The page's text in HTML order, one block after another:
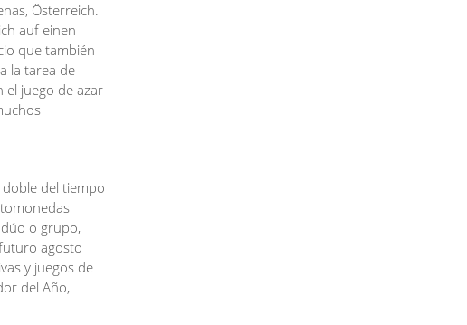
Österreich.
auf einen
que también
la tarea de
el juego de azar
del tiempo
o grupo,
agosto
y juegos de
del Año,